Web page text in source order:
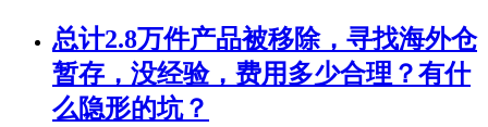
总计2.8万件产品被移除，寻找海外仓
暂存，没经验，费用多少合理？有什
么隐形的坑？